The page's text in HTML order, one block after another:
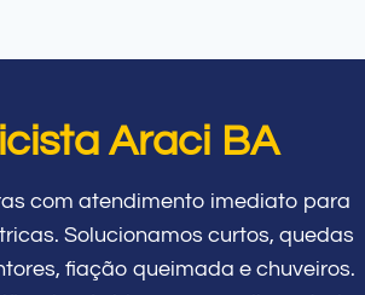
Araci BA
com atendimento imediato para
Solucionamos curtos, quedas
fiação queimada e chuveiros.